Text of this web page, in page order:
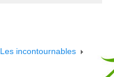
Les incontournables